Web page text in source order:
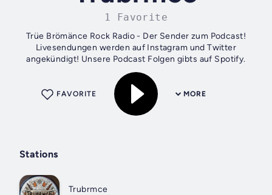
1 Favorite
Trüe Brömänce Rock Radio - Der Sender zum Podcast!
Livesendungen werden auf Instagram und Twitter
angekündigt! Unsere Podcast Folgen gibts auf Spotify.
MORE
FAVORITE
Stations
Trubrmce